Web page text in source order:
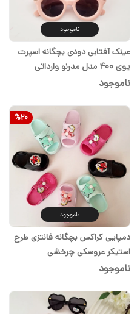
ناموجود
عینک آفتابی دودی بچگانه اسپرت
یوی ۴۰۰ مدل مدرنو وارداتی
ناموجود
%20
ناموجود
دمپایی کراکس بچگانه فانتزی طرح
استیکر عروسکی چرخشی
ناموجود